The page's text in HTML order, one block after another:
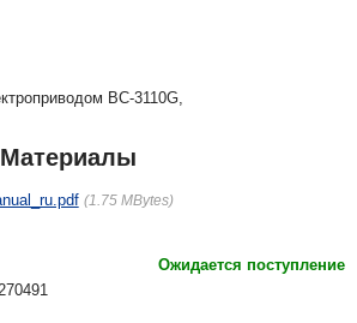
Материалы
1.75 MBytes
Ожидается поступление